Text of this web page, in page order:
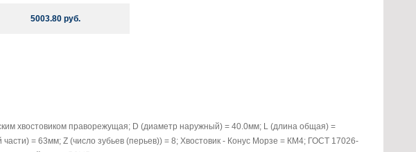
5003.80 руб.
хвостовиком праворежущая; D (диаметр наружный) = 40.0мм; L (длина общая) =
= 63мм; Z (число зубьев (перьев)) = 8; Хвостовик - Конус Морзе = КМ4; ГОСТ 17026-